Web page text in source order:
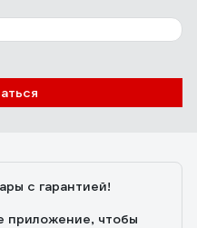
с гарантией!
приложение, чтобы